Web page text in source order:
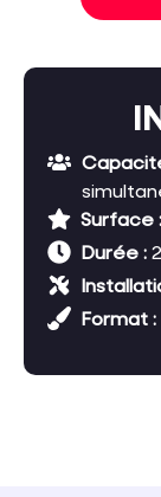
Surface :
Durée :
Format :